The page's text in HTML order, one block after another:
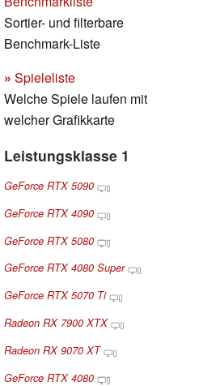
Sortier- und filterbare
Benchmark-Liste
» Spieleliste
Welche Spiele laufen mit
welcher Grafikkarte
Leistungsklasse 1
GeForce RTX 5090
GeForce RTX 4090
GeForce RTX 5080
GeForce RTX 4080 Super
GeForce RTX 5070 Ti
Radeon RX 7900 XTX
Radeon RX 9070 XT
GeForce RTX 4080